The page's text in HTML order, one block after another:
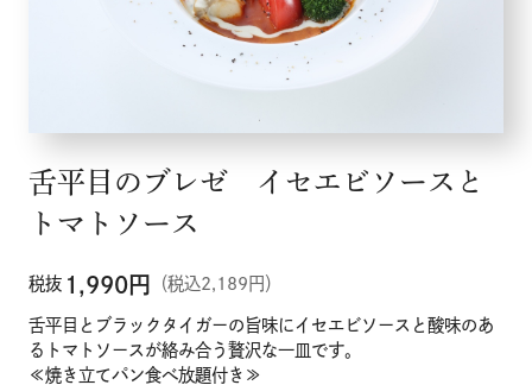
舌平目のブレゼ イセエビソースと
トマトソース
税抜 1,990円 （税込2,189円）
舌平目とブラックタイガーの旨味にイセエビソースと酸味のあ
るトマトソースが絡み合う贅沢な一皿です。
≪焼き立てパン食べ放題付き≫